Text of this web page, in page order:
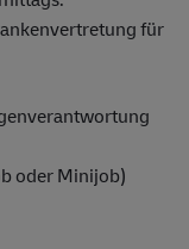
für
oder Minijob)